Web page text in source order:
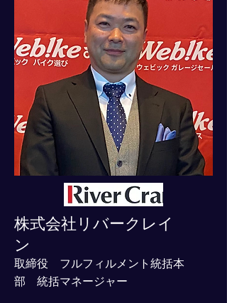
株式会社リバークレイ
ン
取締役 フルフィルメント統括本
部 統括マネージャー